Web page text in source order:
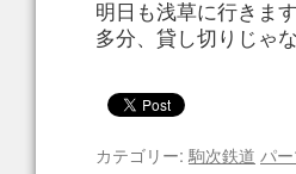
明日も浅草に行きます
多分、貸し切りじゃ
カテゴリー: 駒次鉄道 パ